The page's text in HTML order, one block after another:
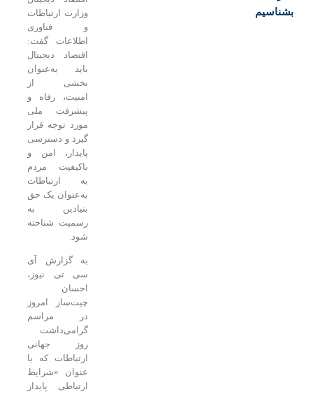
وزارت ارتباطات
و فناوری
اطلاعات گفت:
اقتصاد دیجیتال
باید به‌عنوان
بخشی از
امنیت، رفاه و
پیشرفت ملی
مورد توجه قرار
گیرد و دسترسی
پایدار، امن و
باکیفیت مردم
به ارتباطات
به‌عنوان یک حق
بنیادین به
رسمیت شناخته
به گزارش آی
سی تی نیوز،
چیت‌ساز امروز
در مراسم
روز جهانی
ارتباطات که با
عنوان «شرایط
ارتباطی پایدار